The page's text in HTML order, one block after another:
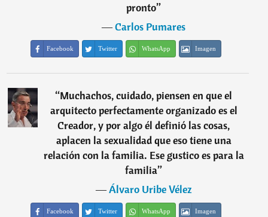
pronto”
―Carlos Pumares
Facebook Twitter WhatsApp Imagen
“Muchachos, cuidado, piensen en que el
arquitecto perfectamente organizado es el
Creador, y por algo él definió las cosas,
aplacen la sexualidad que eso tiene una
relación con la familia. Ese gustico es para la
familia”
―Álvaro Uribe Vélez
Facebook Twitter WhatsApp Imagen